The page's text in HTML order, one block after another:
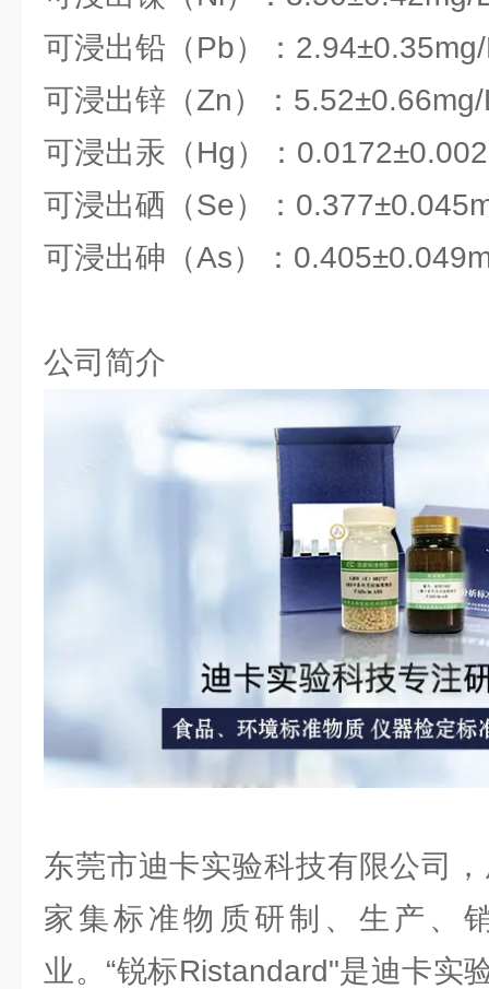
可浸出铅（Pb）：
可浸出锌（Zn）：
可浸出汞（Hg）：
可浸出硒（Se）：
可浸出砷（As）：
公司简介
东莞市迪卡实验科技有限公司
家集标准物质研制、生产、
业。“锐标Ristandard"是迪卡实